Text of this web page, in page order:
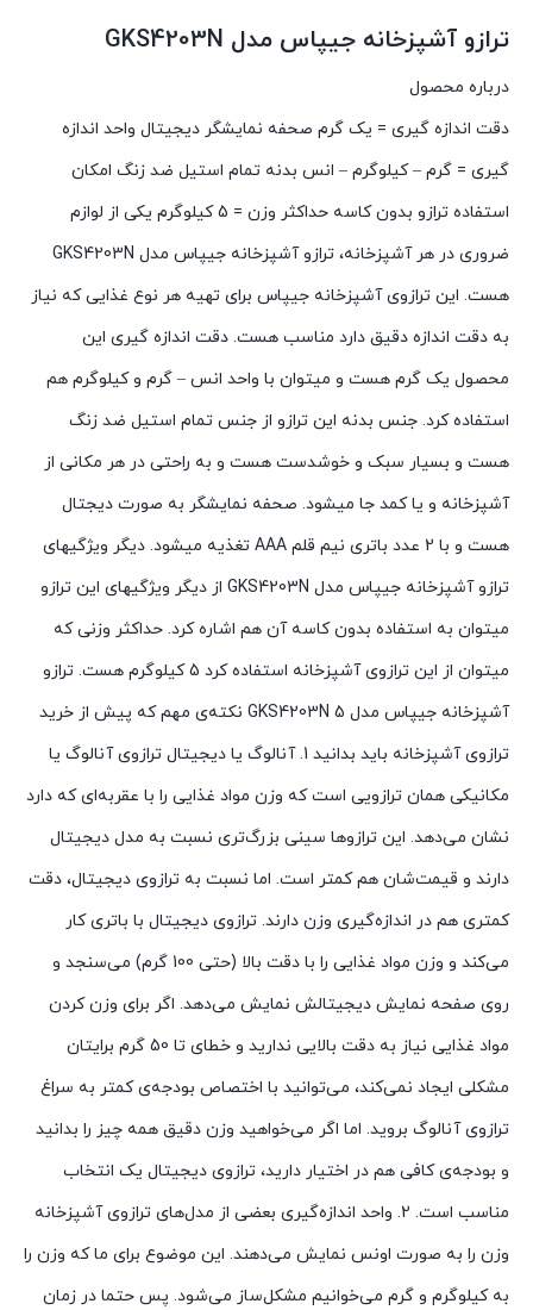
ترازو آشپزخانه جیپاس مدل GKS4203N
درباره محصول
دقت اندازه گیری = یک گرم صحفه نمایشگر دیجیتال واحد اندازه
گیری = گرم – کیلوگرم – انس بدنه تمام استیل ضد زنگ امکان
استفاده ترازو بدون کاسه حداکثر وزن = 5 کیلوگرم یکی از لوازم
ضروری در هر آشپزخانه، ترازو آشپزخانه جیپاس مدل GKS4203N
هست. این ترازوی آشپزخانه جیپاس برای تهیه هر نوع غذایی که نیاز
به دقت اندازه دقیق دارد مناسب هست. دقت اندازه گیری این
محصول یک گرم هست و میتوان با واحد انس – گرم و کیلوگرم هم
استفاده کرد. جنس بدنه این ترازو از جنس تمام استیل ضد زنگ
هست و بسیار سبک و خوشدست هست و به راحتی در هر مکانی از
آشپزخانه و یا کمد جا میشود. صحفه نمایشگر به صورت دیجتال
هست و با 2 عدد باتری نیم قلم AAA تغذیه میشود. دیگر ویژگیهای
ترازو آشپزخانه جیپاس مدل GKS4203N از دیگر ویژگیهای این ترازو
میتوان به استفاده بدون کاسه آن هم اشاره کرد. حداکثر وزنی که
میتوان از این ترازوی آشپزخانه استفاده کرد 5 کیلوگرم هست. ترازو
آشپزخانه جیپاس مدل GKS4203N 5 نکته‌ی مهم که پیش از خرید
ترازوی آشپزخانه باید بدانید 1. آنالوگ یا دیجیتال ترازوی آنالوگ یا
مکانیکی همان ترازویی است که وزن مواد غذایی را با عقربه‌ای که دارد
نشان می‌دهد. این ترازوها سینی بزرگ‌تری نسبت به مدل دیجیتال
دارند و قیمت‌شان هم کمتر است. اما نسبت به ترازوی دیجیتال، دقت
کمتری هم در اندازه‌گیری وزن دارند. ترازوی دیجیتال با باتری کار
می‌کند و وزن مواد غذایی را با دقت بالا (حتی 100 گرم) می‌سنجد و
روی صفحه نمایش دیجیتالش نمایش می‌دهد. اگر برای وزن کردن
مواد غذایی نیاز به دقت بالایی ندارید و خطای تا 50 گرم برایتان
مشکلی ایجاد نمی‌کند، می‌توانید با اختصاص بودجه‌ی کمتر به سراغ
ترازوی آنالوگ بروید. اما اگر می‌خواهید وزن دقیق همه چیز را بدانید
و بودجه‌ی کافی هم در اختیار دارید، ترازوی دیجیتال یک انتخاب
مناسب است. 2. واحد اندازه‌گیری بعضی از مدل‌های ترازوی آشپزخانه
وزن را به صورت اونس نمایش می‌دهند. این موضوع برای ما که وزن را
به کیلوگرم و گرم می‌خوانیم مشکل‌ساز می‌شود. پس حتما در زمان